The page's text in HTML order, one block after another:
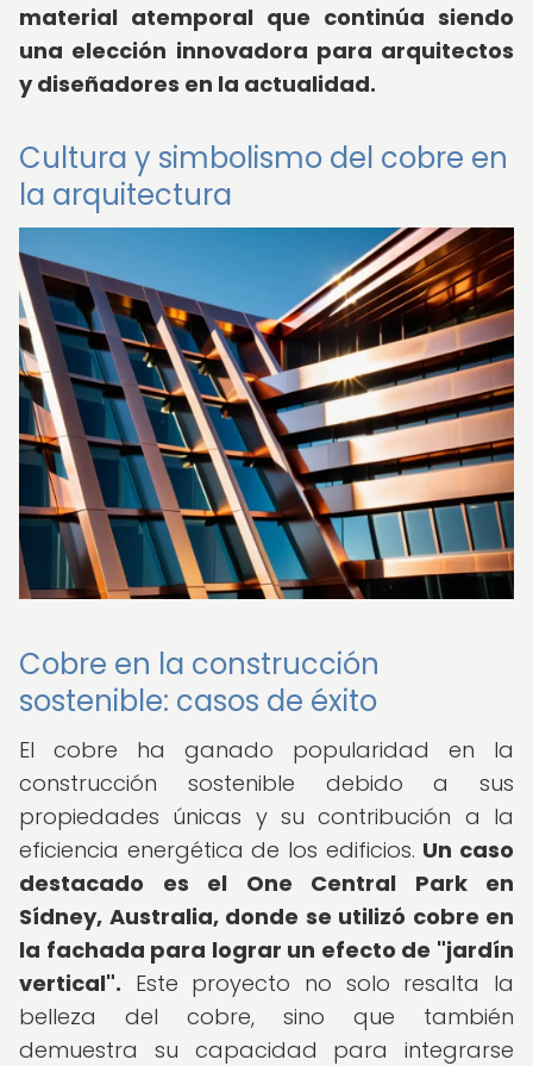
material atemporal que continúa siendo
una elección innovadora para arquitectos
y diseñadores en la actualidad.
Cultura y simbolismo del cobre en
la arquitectura
Cobre en la construcción
sostenible: casos de éxito
El cobre ha ganado popularidad en la
construcción sostenible debido a sus
propiedades únicas y su contribución a la
eficiencia energética de los edificios. Un caso
destacado es el One Central Park en
Sídney, Australia, donde se utilizó cobre en
la fachada para lograr un efecto de "jardín
vertical". Este proyecto no solo resalta la
belleza del cobre, sino que también
demuestra su capacidad para integrarse